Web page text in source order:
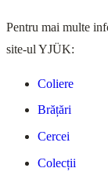
Pentru mai multe
site-ul YJÜK:
Coliere
Brățări
Cercei
Colecții